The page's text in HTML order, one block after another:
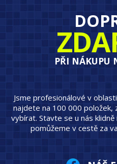
PŘI NÁKUPU
Jsme profesionálové v
najdete na 100 000
vybírat. Stavte se u nás
pomůžeme v cestě za